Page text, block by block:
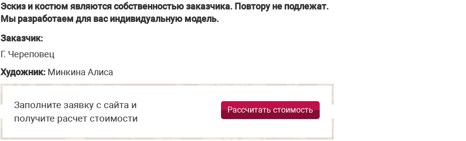
Эскиз и костюм являются собственностью заказчика. Повтору не подлежат.
Мы разработаем для вас индивидуальную модель.
Заказчик:
Г. Череповец
Художник: Минкина Алиса
Заполните заявку с сайта и
получите расчет стоимости
Рассчитать стоимость